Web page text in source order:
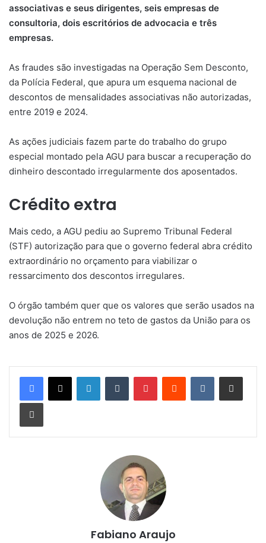
associativas e seus dirigentes, seis empresas de
consultoria, dois escritórios de advocacia e três
empresas.
As fraudes são investigadas na Operação Sem Desconto,
da Polícia Federal, que apura um esquema nacional de
descontos de mensalidades associativas não autorizadas,
entre 2019 e 2024.
As ações judiciais fazem parte do trabalho do grupo
especial montado pela AGU para buscar a recuperação do
dinheiro descontado irregularmente dos aposentados.
Crédito extra
Mais cedo, a AGU pediu ao Supremo Tribunal Federal
(STF) autorização para que o governo federal abra crédito
extraordinário no orçamento para viabilizar o
ressarcimento dos descontos irregulares.
O órgão também quer que os valores que serão usados na
devolução não entrem no teto de gastos da União para os
anos de 2025 e 2026.
Fabiano Araujo